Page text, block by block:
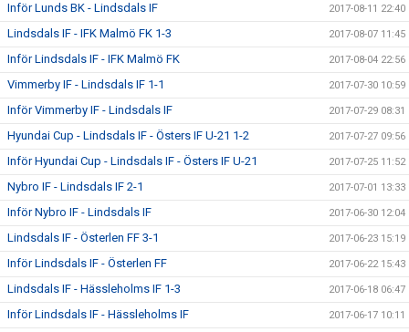
Inför Lunds BK - Lindsdals IF 2017-08-11 22:40
Lindsdals IF - IFK Malmö FK 1-3 2017-08-07 11:45
Inför Lindsdals IF - IFK Malmö FK 2017-08-04 22:56
Vimmerby IF - Lindsdals IF 1-1 2017-07-30 10:59
Inför Vimmerby IF - Lindsdals IF 2017-07-29 08:31
Hyundai Cup - Lindsdals IF - Östers IF U-21 1-2 2017-07-27 09:56
Inför Hyundai Cup - Lindsdals IF - Östers IF U-21 2017-07-25 11:52
Nybro IF - Lindsdals IF 2-1 2017-07-01 13:33
Inför Nybro IF - Lindsdals IF 2017-06-30 12:04
Lindsdals IF - Österlen FF 3-1 2017-06-23 15:19
Inför Lindsdals IF - Österlen FF 2017-06-22 15:43
Lindsdals IF - Hässleholms IF 1-3 2017-06-18 06:47
Inför Lindsdals IF - Hässleholms IF 2017-06-17 10:11